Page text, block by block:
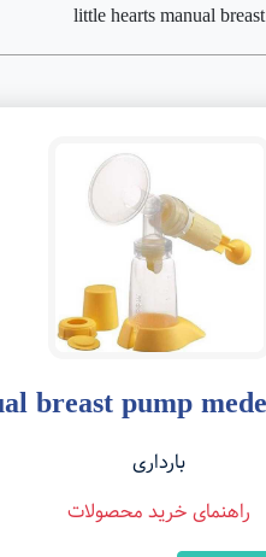
بارداری
راهنمای خرید محصولات